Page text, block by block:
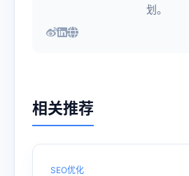
划。
相关推荐
SEO优化